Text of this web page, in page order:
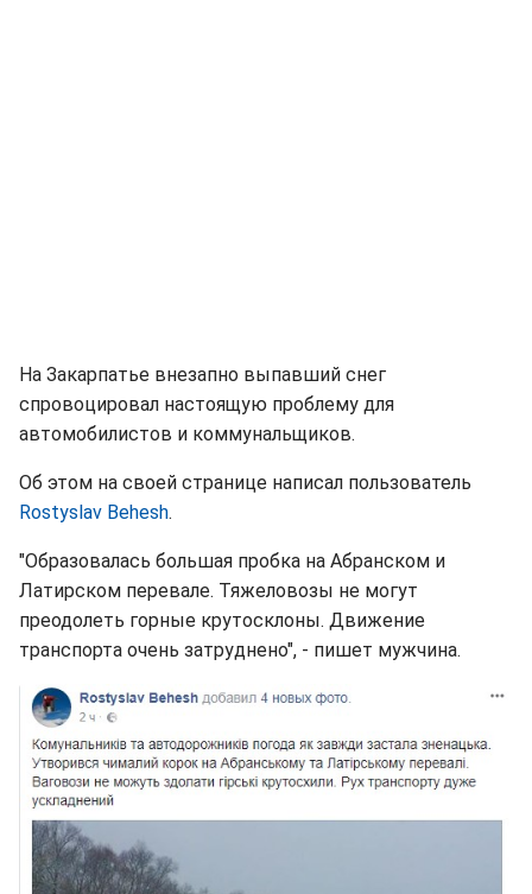
На Закарпатье внезапно выпавший снег
спровоцировал настоящую проблему для
автомобилистов и коммунальщиков.
Об этом на своей странице написал пользователь
Rostyslav Behesh.
"Образовалась большая пробка на Абранском и
Латирском перевале. Тяжеловозы не могут
преодолеть горные крутосклоны. Движение
транспорта очень затруднено", - пишет мужчина.